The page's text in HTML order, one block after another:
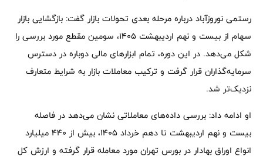
رستمی نوروزآباد درباره مرحله بعدی تحولات بازار گفت: بازگشایی بازار
سهام از بیست و نهم اردیبهشت ۱۴۰۵، سومین مقطع مورد بررسی را
شکل می‌دهد. در این دوره، تمام ابزارهای مالی دوباره در دسترس
سرمایه‌گذاران قرار گرفت و ترکیب معاملات بازار به شرایط متعارف
نزدیک‌تر شد.
او ادامه داد: بررسی داده‌های معاملاتی نشان می‌دهد در فاصله
بیست و نهم اردیبهشت تا دهم خرداد ۱۴۰۵، بیش از ۴۴۰ میلیارد
انواع اوراق بهادار در بورس تهران مورد معامله قرار گرفته و ارزش کل